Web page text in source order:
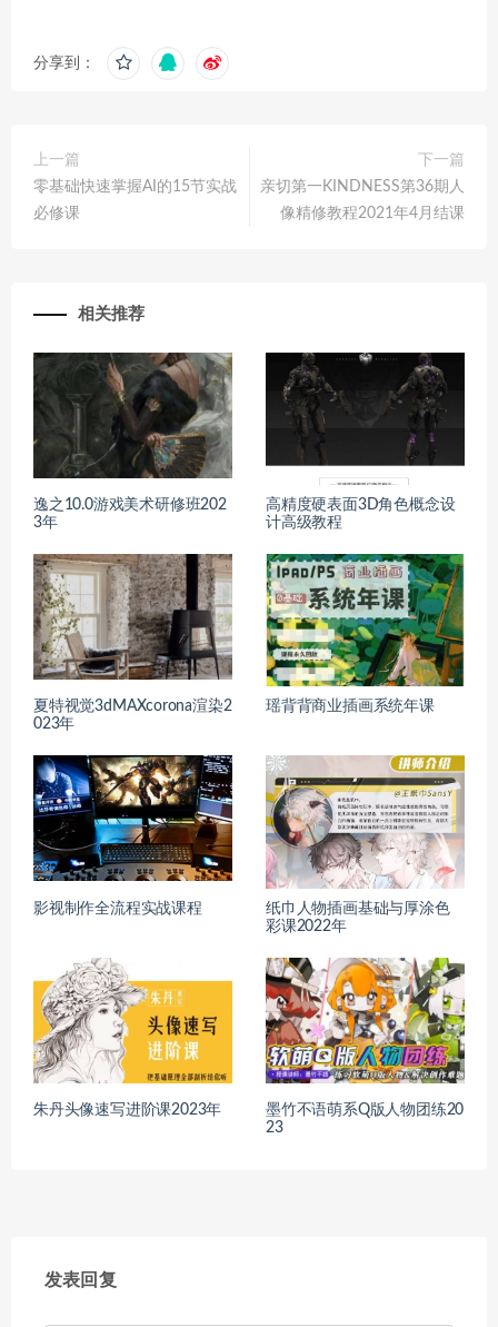
分享到：
上一篇
零基础快速掌握AI的15节实战
必修课
下一篇
亲切第一KINDNESS第36期人
像精修教程2021年4月结课
相关推荐
逸之10.0游戏美术研修班202
3年
高精度硬表面3D角色概念设
计高级教程
夏特视觉3dMAXcorona渲染2
023年
瑶背背商业插画系统年课
影视制作全流程实战课程
纸巾人物插画基础与厚涂色
彩课2022年
朱丹头像速写进阶课2023年
墨竹不语萌系Q版人物团练20
23
发表回复